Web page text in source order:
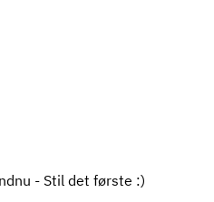
- Stil det første :)